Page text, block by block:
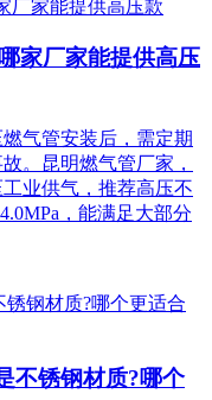
家厂家能提供高压
气管安装后，需定期
。昆明燃气管厂家，
业供气，推荐高压不
，能满足大部分
不锈钢材质?哪个